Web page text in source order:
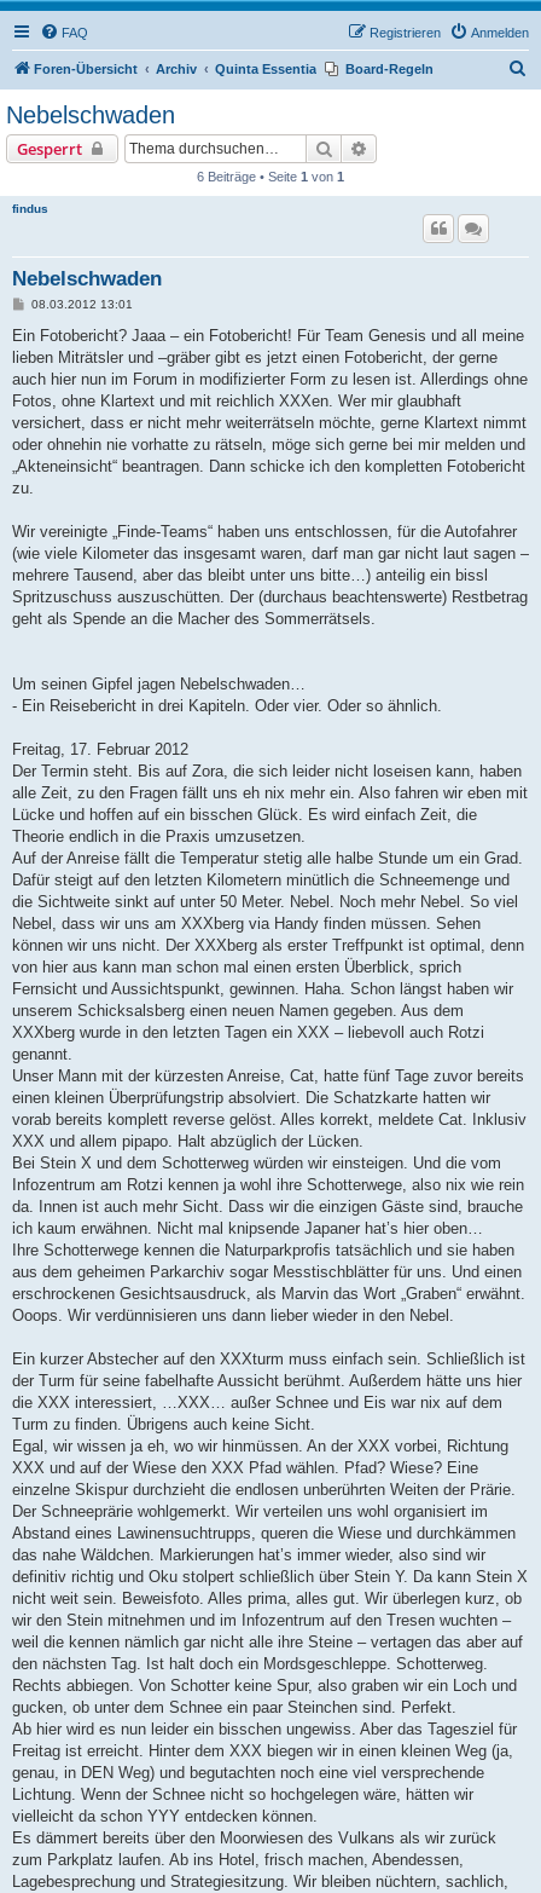
FAQ Anmelden
Registrieren
Foren-Übersicht Archiv Quinta Essentia Board-Regeln
Nebelschwaden
Gesperrt Suche
6 Beiträge • Seite 1 von 1
findus
Nebelschwaden
B
i
r
a
08.03.2012 13:01
Ein Fotobericht? Jaaa – ein Fotobericht! Für Team Genesis und all meine
lieben Miträtsler und –gräber gibt es jetzt einen Fotobericht, der gerne
auch hier nun im Forum in modifizierter Form zu lesen ist. Allerdings ohne
Fotos, ohne Klartext und mit reichlich XXXen. Wer mir glaubhaft
versichert, dass er nicht mehr weiterrätseln möchte, gerne Klartext nimmt
oder ohnehin nie vorhatte zu rätseln, möge sich gerne bei mir melden und
„Akteneinsicht“ beantragen. Dann schicke ich den kompletten Fotobericht
zu.
Wir vereinigte „Finde-Teams“ haben uns entschlossen, für die Autofahrer
(wie viele Kilometer das insgesamt waren, darf man gar nicht laut sagen –
mehrere Tausend, aber das bleibt unter uns bitte…) anteilig ein bissl
Spritzuschuss auszuschütten. Der (durchaus beachtenswerte) Restbetrag
geht als Spende an die Macher des Sommerrätsels.
Um seinen Gipfel jagen Nebelschwaden…
- Ein Reisebericht in drei Kapiteln. Oder vier. Oder so ähnlich.
Freitag, 17. Februar 2012
Der Termin steht. Bis auf Zora, die sich leider nicht loseisen kann, haben
alle Zeit, zu den Fragen fällt uns eh nix mehr ein. Also fahren wir eben mit
Lücke und hoffen auf ein bisschen Glück. Es wird einfach Zeit, die
Theorie endlich in die Praxis umzusetzen.
Auf der Anreise fällt die Temperatur stetig alle halbe Stunde um ein Grad.
Dafür steigt auf den letzten Kilometern minütlich die Schneemenge und
die Sichtweite sinkt auf unter 50 Meter. Nebel. Noch mehr Nebel. So viel
Nebel, dass wir uns am XXXberg via Handy finden müssen. Sehen
können wir uns nicht. Der XXXberg als erster Treffpunkt ist optimal, denn
von hier aus kann man schon mal einen ersten Überblick, sprich
Fernsicht und Aussichtspunkt, gewinnen. Haha. Schon längst haben wir
unserem Schicksalsberg einen neuen Namen gegeben. Aus dem
XXXberg wurde in den letzten Tagen ein XXX – liebevoll auch Rotzi
genannt.
Unser Mann mit der kürzesten Anreise, Cat, hatte fünf Tage zuvor bereits
einen kleinen Überprüfungstrip absolviert. Die Schatzkarte hatten wir
vorab bereits komplett reverse gelöst. Alles korrekt, meldete Cat. Inklusiv
XXX und allem pipapo. Halt abzüglich der Lücken.
Bei Stein X und dem Schotterweg würden wir einsteigen. Und die vom
Infozentrum am Rotzi kennen ja wohl ihre Schotterwege, also nix wie rein
da. Innen ist auch mehr Sicht. Dass wir die einzigen Gäste sind, brauche
ich kaum erwähnen. Nicht mal knipsende Japaner hat’s hier oben…
Ihre Schotterwege kennen die Naturparkprofis tatsächlich und sie haben
aus dem geheimen Parkarchiv sogar Messtischblätter für uns. Und einen
erschrockenen Gesichtsausdruck, als Marvin das Wort „Graben“ erwähnt.
Ooops. Wir verdünnisieren uns dann lieber wieder in den Nebel.
Ein kurzer Abstecher auf den XXXturm muss einfach sein. Schließlich ist
der Turm für seine fabelhafte Aussicht berühmt. Außerdem hätte uns hier
die XXX interessiert, …XXX… außer Schnee und Eis war nix auf dem
Turm zu finden. Übrigens auch keine Sicht.
Egal, wir wissen ja eh, wo wir hinmüssen. An der XXX vorbei, Richtung
XXX und auf der Wiese den XXX Pfad wählen. Pfad? Wiese? Eine
einzelne Skispur durchzieht die endlosen unberührten Weiten der Prärie.
Der Schneeprärie wohlgemerkt. Wir verteilen uns wohl organisiert im
Abstand eines Lawinensuchtrupps, queren die Wiese und durchkämmen
das nahe Wäldchen. Markierungen hat’s immer wieder, also sind wir
definitiv richtig und Oku stolpert schließlich über Stein Y. Da kann Stein X
nicht weit sein. Beweisfoto. Alles prima, alles gut. Wir überlegen kurz, ob
wir den Stein mitnehmen und im Infozentrum auf den Tresen wuchten –
weil die kennen nämlich gar nicht alle ihre Steine – vertagen das aber auf
den nächsten Tag. Ist halt doch ein Mordsgeschleppe. Schotterweg.
Rechts abbiegen. Von Schotter keine Spur, also graben wir ein Loch und
gucken, ob unter dem Schnee ein paar Steinchen sind. Perfekt.
Ab hier wird es nun leider ein bisschen ungewiss. Aber das Tagesziel für
Freitag ist erreicht. Hinter dem XXX biegen wir in einen kleinen Weg (ja,
genau, in DEN Weg) und begutachten noch eine viel versprechende
Lichtung. Wenn der Schnee nicht so hochgelegen wäre, hätten wir
vielleicht da schon YYY entdecken können.
Es dämmert bereits über den Moorwiesen des Vulkans als wir zurück
zum Parkplatz laufen. Ab ins Hotel, frisch machen, Abendessen,
Lagebesprechung und Strategiesitzung. Wir bleiben nüchtern, sachlich,